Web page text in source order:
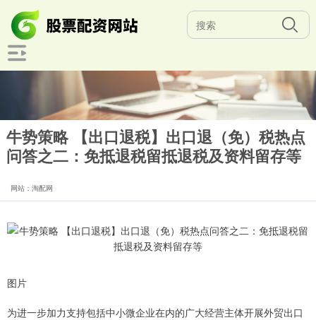
牛势策略 【出口退税】出口退（免）税热点
问答之二：免抵退税留抵退税及资料留存等
网站：淘配网
图片
为进一步加力支持包括中小微企业在内的广大经营主体开展外贸出口